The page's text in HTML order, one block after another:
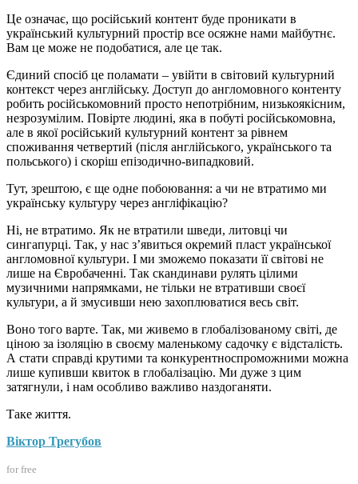
Це означає, що російський контент буде проникати в
український культурний простір все осяжне нами майбутнє.
Вам це може не подобатися, але це так.
Єдиний спосіб це поламати – увійти в світовий культурний
контекст через англійську. Доступ до англомовного контенту
робить російськомовний просто непотрібним, низькоякісним,
незрозумілим. Повірте людині, яка в побуті російськомовна,
але в якої російський культурний контент за рівнем
споживання четвертий (після англійського, українського та
польського) і скоріш епізодично-випадковий.
Тут, зрештою, є ще одне побоювання: а чи не втратимо ми
українську культуру через англіфікацію?
Ні, не втратимо. Як не втратили шведи, литовці чи
сингапурці. Так, у нас з’явиться окремий пласт української
англомовної культури. І ми зможемо показати її світові не
лише на Євробаченні. Так скандинави рулять цілими
музичними напрямками, не тільки не втративши своєї
культури, а й змусивши нею захоплюватися весь світ.
Воно того варте. Так, ми живемо в глобалізованому світі, де
ціною за ізоляцію в своєму маленькому садочку є відсталість.
А стати справді крутими та конкурентноспроможними можна
лише купивши квиток в глобалізацію. Ми дуже з цим
затягнули, і нам особливо важливо наздоганяти.
Таке життя.
Віктор Трегубов
for free